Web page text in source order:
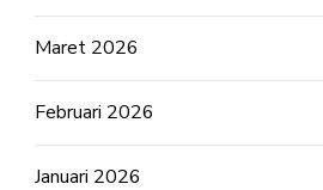
Maret 2026
Februari 2026
Januari 2026